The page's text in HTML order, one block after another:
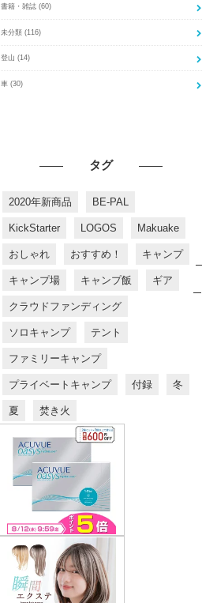
書籍・雑誌 (60)
未分類 (116)
登山 (14)
車 (30)
タグ
2020年新商品 BE-PAL
KickStarter LOGOS Makuake
おしゃれ おすすめ！ キャンプ
キャンプ場 キャンプ飯 ギア
クラウドファンディング
ソロキャンプ テント
ファミリーキャンプ
プライベートキャンプ 付録 冬
夏 焚き火